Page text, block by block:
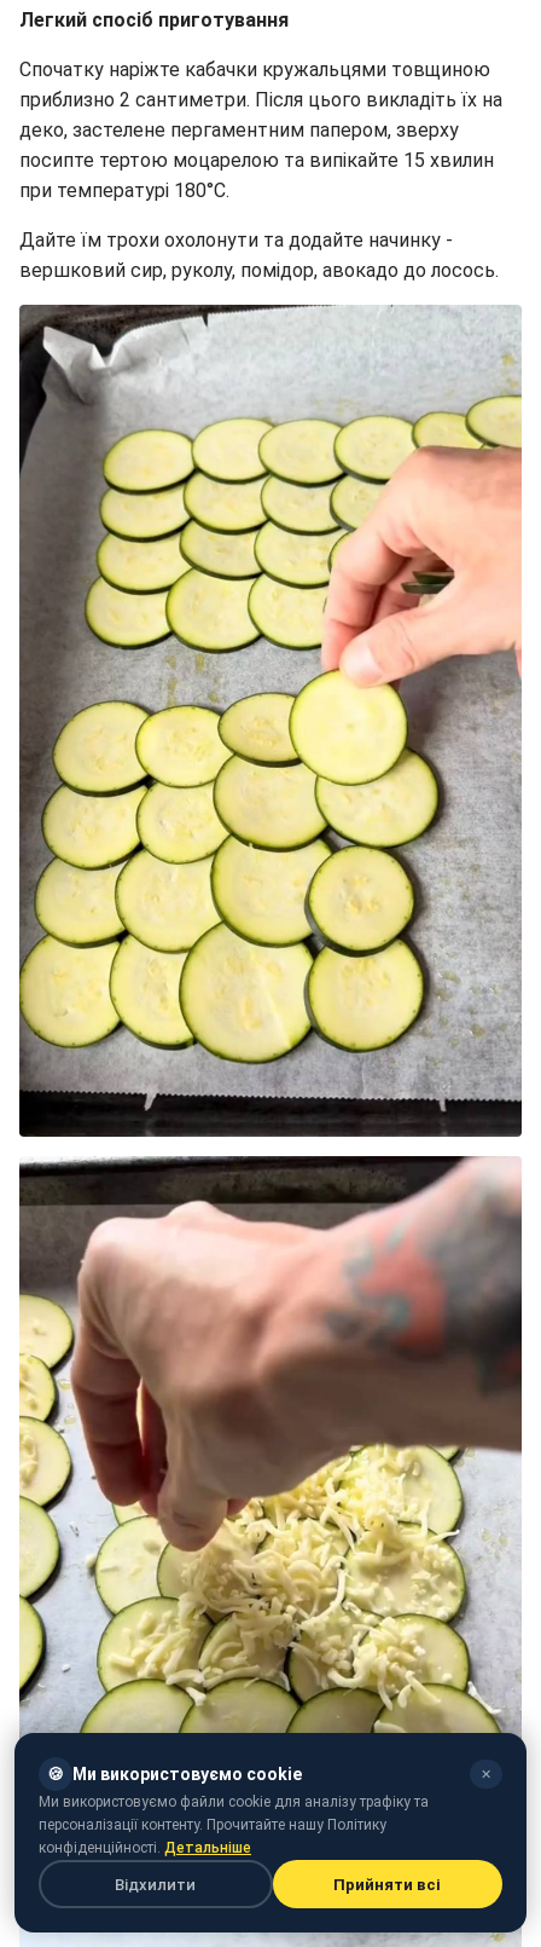
Легкий спосіб приготування
Спочатку наріжте кабачки кружальцями товщиною
приблизно 2 сантиметри. Після цього викладіть їх на
деко, застелене пергаментним папером, зверху
посипте тертою моцарелою та випікайте 15 хвилин
при температурі 180°C.
Дайте їм трохи охолонути та додайте начинку -
вершковий сир, руколу, помідор, авокадо до лосось.
🍪 Ми використовуємо cookie ✕
Ми використовуємо файли cookie для аналізу трафіку та
персоналізації контенту. Прочитайте нашу Політику
конфіденційності. Детальніше
Відхилити Прийняти всі